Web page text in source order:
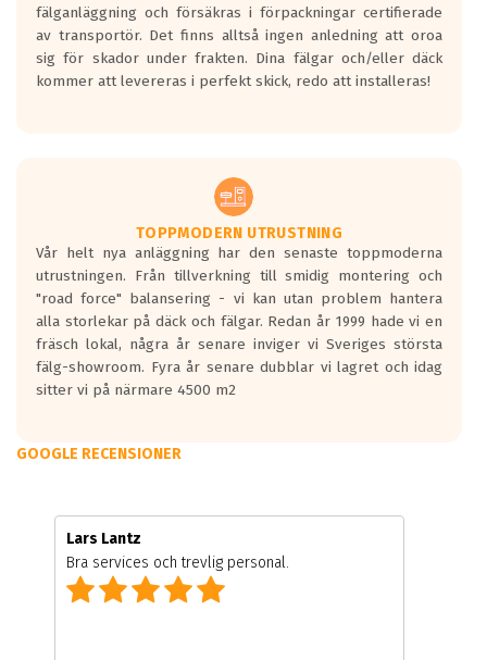
fälganläggning och försäkras i förpackningar certifierade
av transportör. Det finns alltså ingen anledning att oroa
sig för skador under frakten. Dina fälgar och/eller däck
kommer att levereras i perfekt skick, redo att installeras!
TOPPMODERN UTRUSTNING
Vår helt nya anläggning har den senaste toppmoderna
utrustningen. Från tillverkning till smidig montering och
"road force" balansering - vi kan utan problem hantera
alla storlekar på däck och fälgar. Redan år 1999 hade vi en
fräsch lokal, några år senare inviger vi Sveriges största
fälg-showroom. Fyra år senare dubblar vi lagret och idag
sitter vi på närmare 4500 m2
GOOGLE RECENSIONER
Lars Lantz
Bra services och trevlig personal.